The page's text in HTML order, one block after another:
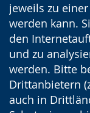
jeweils zu
werden kann.
den
und zu
werden. Bitte
Drittanbietern
auch in